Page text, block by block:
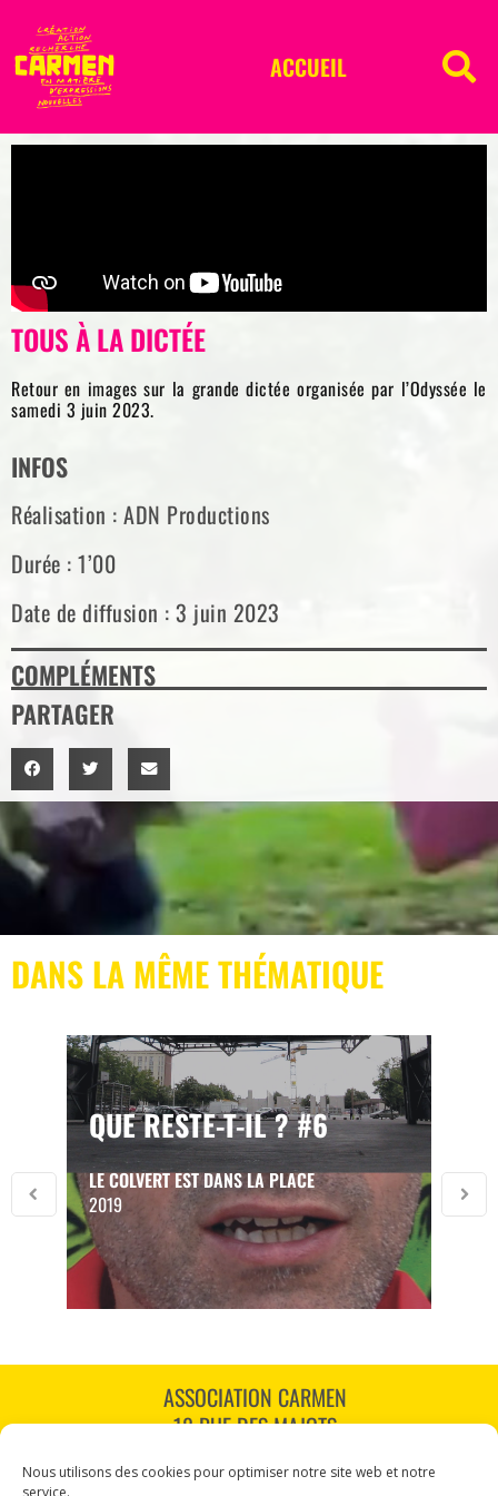
Nous utilisons des cookies pour optimiser notre site web et notre
service.
ACCUEIL
TOUS À LA DICTÉE
Retour en images sur la grande dictée organisée par l’Odyssée le
samedi 3 juin 2023.
INFOS
Réalisation : ADN Productions
Durée : 1’00
Date de diffusion : 3 juin 2023
COMPLÉMENTS
PARTAGER
DANS LA MÊME THÉMATIQUE
QUE RESTE-T-IL ? #6
LE COLVERT EST DANS LA PLACE
2019
ASSOCIATION CARMEN
18 RUE DES MAJOTS
TÉL : 03 60 12 34 10